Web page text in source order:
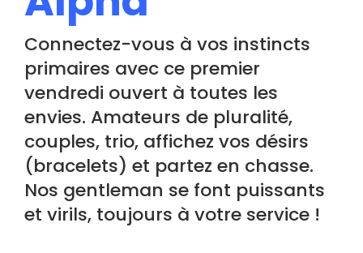
Connectez-vous à vos instincts
primaires avec ce premier
vendredi ouvert à toutes les
envies. Amateurs de pluralité,
couples, trio, affichez vos désirs
(bracelets) et partez en chasse.
Nos gentleman se font puissants
et virils, toujours à votre service !